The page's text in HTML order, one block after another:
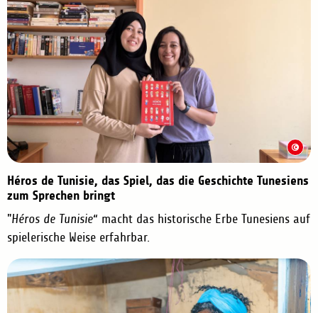
Héros de Tunisie, das Spiel, das die Geschichte Tunesiens
zum Sprechen bringt
"Héros de Tunisie“ macht das historische Erbe Tunesiens auf
spielerische Weise erfahrbar.